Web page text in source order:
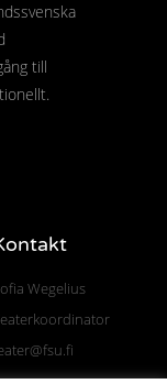
till
Wegelius